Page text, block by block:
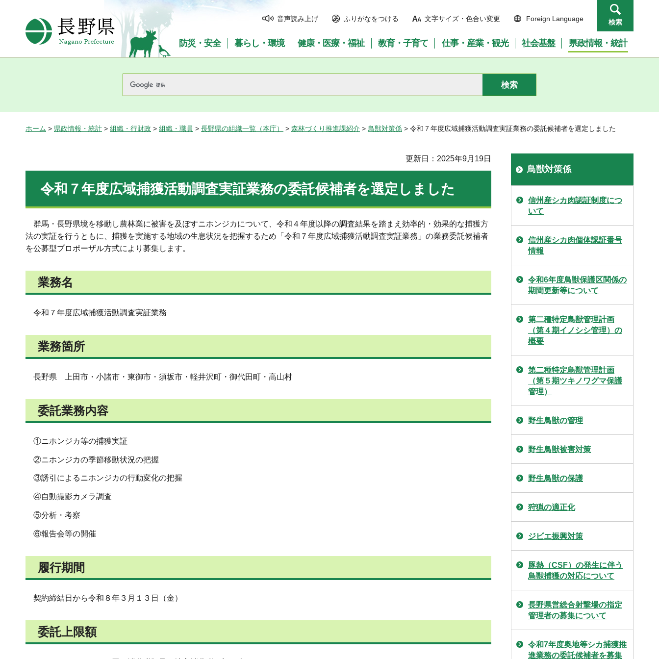
長野県Nagano Prefecture
音声読み上げ ふりがなをつける 文字サイズ・色合い変更 Foreign Language 検索
防災・安全 暮らし・環境 健康・医療・福祉 教育・子育て 仕事・産業・観光 社会基盤 県政情報・統計
ホーム > 県政情報・統計 > 組織・行財政 > 組織・職員 > 長野県の組織一覧（本庁） > 森林づくり推進課紹介 > 鳥獣対策係 > 令和７年度広域捕獲活動調査実証業務の委託候補者を選定しました
更新日：2025年9月19日
令和７年度広域捕獲活動調査実証業務の委託候補者を選定しました
群馬・長野県境を移動し農林業に被害を及ぼすニホンジカについて、令和４年度以降の調査結果を踏まえ効率的・効果的な捕獲方
法の実証を行うともに、捕獲を実施する地域の生息状況を把握するため「令和７年度広域捕獲活動調査実証業務」の業務委託候補者
を公募型プロポーザル方式により募集します。
業務名
令和７年度広域捕獲活動調査実証業務
業務箇所
長野県 上田市・小諸市・東御市・須坂市・軽井沢町・御代田町・高山村
委託業務内容
①ニホンジカ等の捕獲実証
②ニホンジカの季節移動状況の把握
③誘引によるニホンジカの行動変化の把握
④自動撮影カメラ調査
⑤分析・考察
⑥報告会等の開催
履行期間
契約締結日から令和８年３月１３日（金）
委託上限額
鳥獣対策係
信州産シカ肉認証制度につ
いて
信州産シカ肉個体認証番号
情報
令和6年度鳥獣保護区関係の
期間更新等について
第二種特定鳥獣管理計画
（第４期イノシシ管理）の
概要
第二種特定鳥獣管理計画
（第５期ツキノワグマ保護
管理）
野生鳥獣の管理
野生鳥獣被害対策
野生鳥獣の保護
狩猟の適正化
ジビエ振興対策
豚熱（CSF）の発生に伴う
鳥獣捕獲の対応について
長野県営総合射撃場の指定
管理者の募集について
令和7年度奥地等シカ捕獲推
進業務の委託候補者を募集